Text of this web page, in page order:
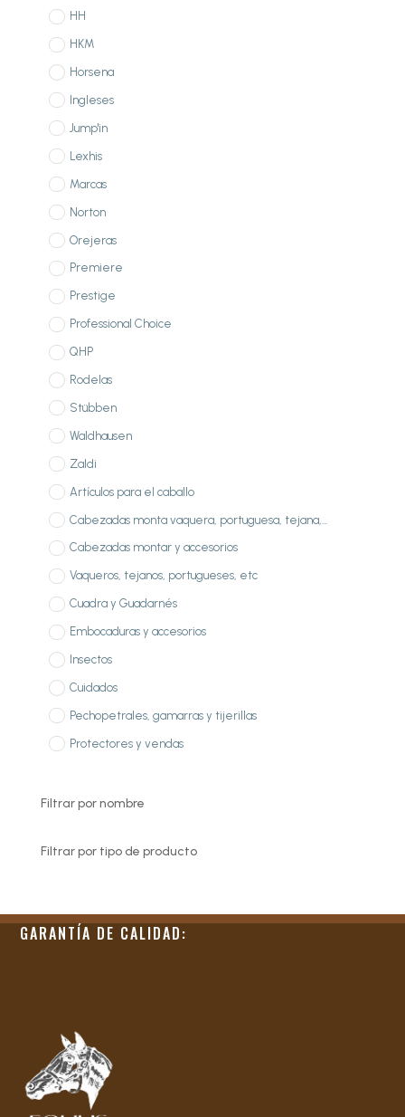
HH
HKM
Horsena
Ingleses
Jump'in
Lexhis
Marcas
Norton
Orejeras
Premiere
Prestige
Professional Choice
QHP
Rodelas
Stübben
Waldhausen
Zaldi
Artículos para el caballo
Cabezadas monta vaquera, portuguesa, tejana,...
Cabezadas montar y accesorios
Vaqueros, tejanos, portugueses, etc
Cuadra y Guadarnés
Embocaduras y accesorios
Insectos
Cuidados
Pechopetrales, gamarras y tijerillas
Protectores y vendas
Filtrar por nombre
Filtrar por tipo de producto
GARANTÍA DE CALIDAD: